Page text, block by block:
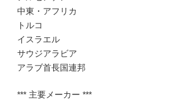
中東・アフリカ
トルコ
イスラエル
サウジアラビア
アラブ首長国連邦
*** 主要メーカー ***